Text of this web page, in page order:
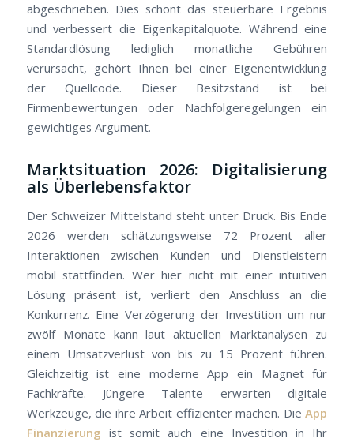
abgeschrieben. Dies schont das steuerbare Ergebnis
und verbessert die Eigenkapitalquote. Während eine
Standardlösung lediglich monatliche Gebühren
verursacht, gehört Ihnen bei einer Eigenentwicklung
der Quellcode. Dieser Besitzstand ist bei
Firmenbewertungen oder Nachfolgeregelungen ein
gewichtiges Argument.
Marktsituation 2026: Digitalisierung
als Überlebensfaktor
Der Schweizer Mittelstand steht unter Druck. Bis Ende
2026 werden schätzungsweise 72 Prozent aller
Interaktionen zwischen Kunden und Dienstleistern
mobil stattfinden. Wer hier nicht mit einer intuitiven
Lösung präsent ist, verliert den Anschluss an die
Konkurrenz. Eine Verzögerung der Investition um nur
zwölf Monate kann laut aktuellen Marktanalysen zu
einem Umsatzverlust von bis zu 15 Prozent führen.
Gleichzeitig ist eine moderne App ein Magnet für
Fachkräfte. Jüngere Talente erwarten digitale
Werkzeuge, die ihre Arbeit effizienter machen. DieApp
Finanzierung ist somit auch eine Investition in Ihr